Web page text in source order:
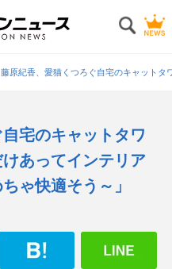
藤原紀香、愛猫くつろぐ自宅のキャット
宅のキャットタワ
あってインテリア
ゃ快適そう～」